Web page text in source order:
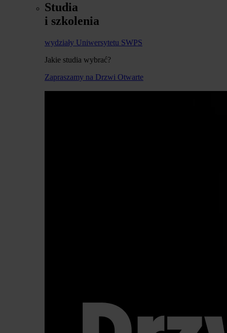
Studia
i szkolenia
wydziały Uniwersytetu SWPS
Jakie studia wybrać?
Zapraszamy na Drzwi Otwarte